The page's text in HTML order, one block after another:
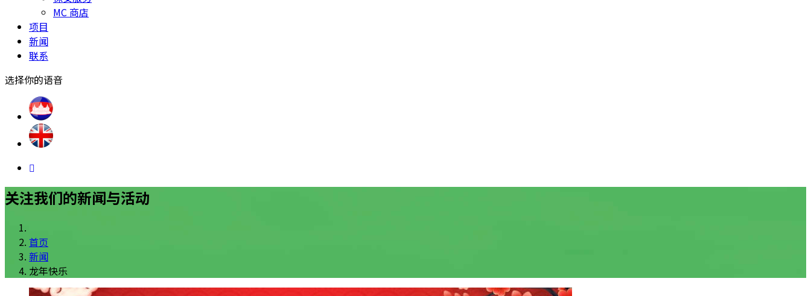
MC 商店
项目
新闻
联系
选择你的语音
关注我们的新闻与活动
首页
新闻
龙年快乐